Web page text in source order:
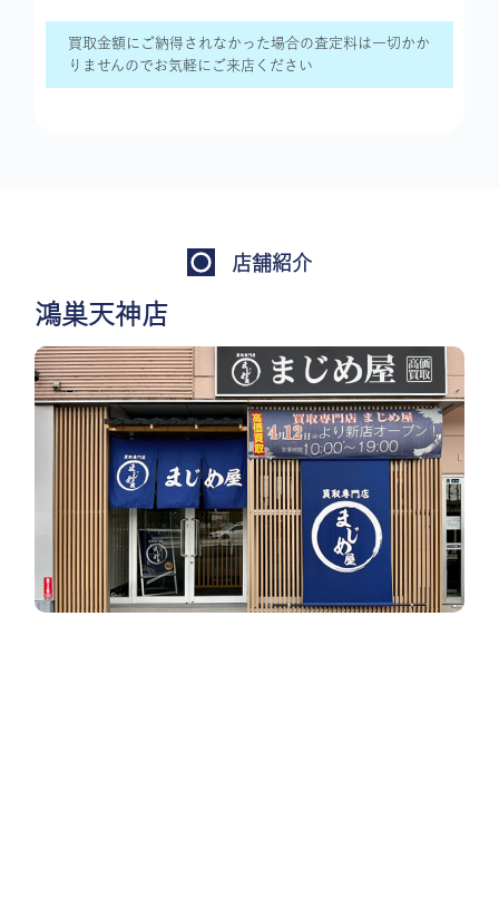
買取金額にご納得されなかった場合の査定料は一切かか
りませんのでお気軽にご来店ください
店舗紹介
鴻巣天神店